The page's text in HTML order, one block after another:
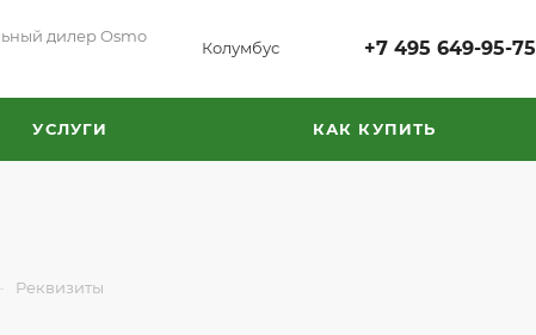
дилер Osmo
Колумбус +7 495 649-95-75
УСЛУГИ КАК КУПИТЬ
Реквизиты